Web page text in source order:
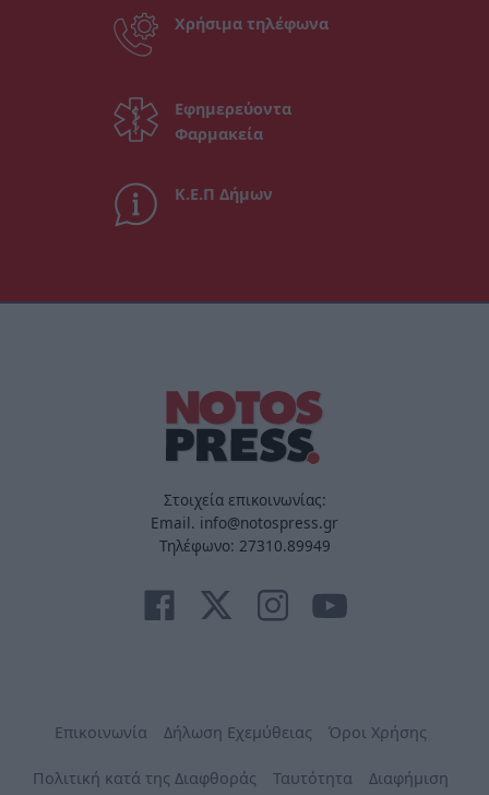
Χρήσιμα τηλέφωνα
Εφημερεύοντα
Φαρμακεία
Κ.Ε.Π Δήμων
Στοιχεία επικοινωνίας:
Email. info@notospress.gr
Τηλέφωνο: 27310.89949
Επικοινωνία Δήλωση Εχεμύθειας Όροι Χρήσης
Πολιτική κατά της Διαφθοράς Ταυτότητα Διαφήμιση